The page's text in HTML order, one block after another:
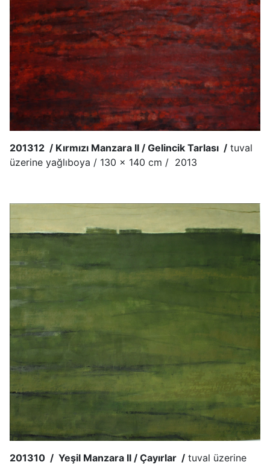
201312 / Kırmızı Manzara II / Gelincik Tarlası / tuval
üzerine yağlıboya / 130 x 140 cm / 2013
201310 / Yeşil Manzara II / Çayırlar / tuval üzerine